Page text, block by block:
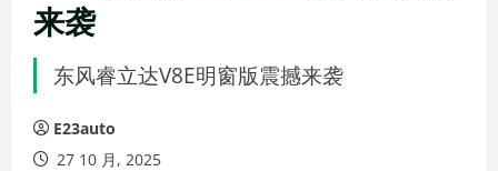
来袭
东风睿立达V8E明窗版震撼来袭
E23auto
27 10 月, 2025